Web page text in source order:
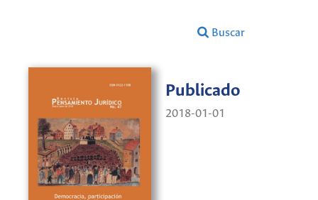
Buscar
Publicado
2018-01-01